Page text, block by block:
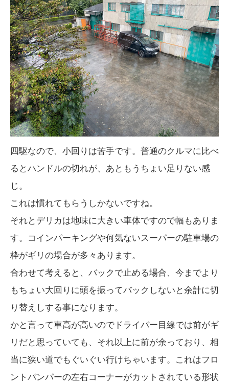
四駆なので、小回りは苦手です。普通のクルマに比べ
るとハンドルの切れが、あともうちょい足りない感
じ。
これは慣れてもらうしかないですね。
それとデリカは地味に大きい車体ですので幅もありま
す。コインパーキングや何気ないスーパーの駐車場の
枠がギリの場合が多々あります。
合わせて考えると、バックで止める場合、今までより
もちょい大回りに頭を振ってバックしないと余計に切
り替えしする事になります。
かと言って車高が高いのでドライバー目線では前がギ
リだと思っていても、それ以上に前が余っており、相
当に狭い道でもぐいぐい行けちゃいます。これはフロ
ントバンパーの左右コーナーがカットされている形状